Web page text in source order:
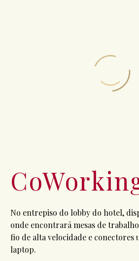
No entrepiso do lobby do hotel,
onde encontrará mesas de
fio de alta velocidade e conectores
laptop.